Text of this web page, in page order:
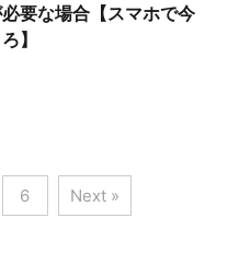
要な場合【スマホで今
】
6 Next »